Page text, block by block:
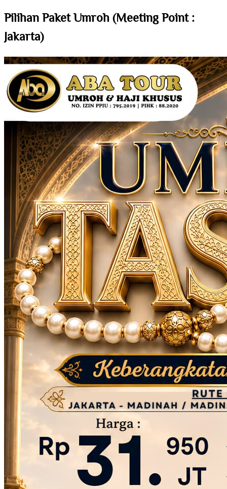
Pilihan Paket Umroh (Meeting Point :
Jakarta)